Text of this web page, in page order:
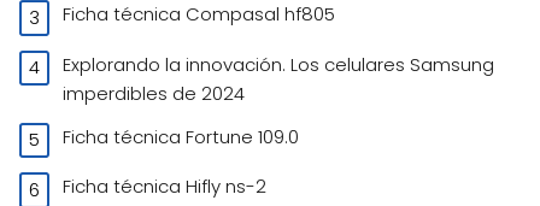
Ficha técnica Compasal hf805
Explorando la innovación. Los celulares Samsung
imperdibles de 2024
Ficha técnica Fortune 109.0
Ficha técnica Hifly ns-2